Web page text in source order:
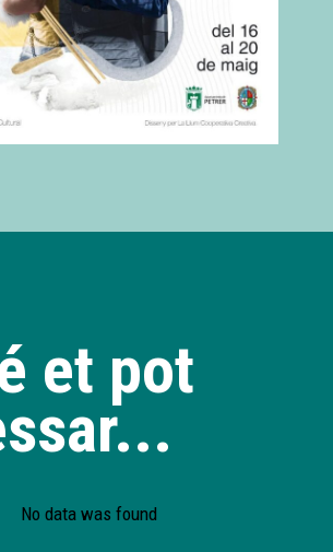
et pot
No data was found